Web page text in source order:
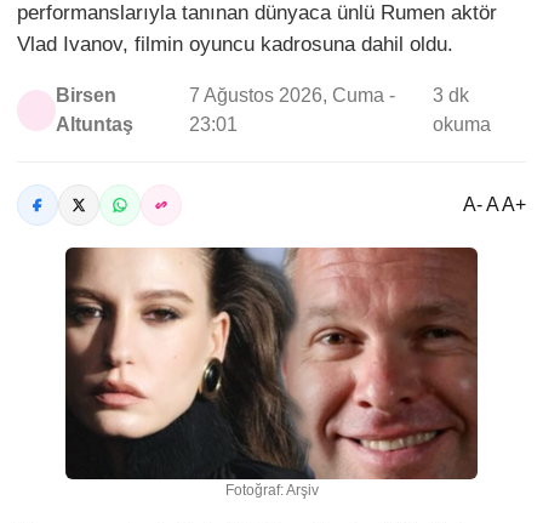
performanslarıyla tanınan dünyaca ünlü Rumen aktör
Vlad Ivanov, filmin oyuncu kadrosuna dahil oldu.
Birsen
Altuntaş
7 Ağustos 2026, Cuma -
23:01
3 dk
okuma
A- A A+
Fotoğraf: Arşiv